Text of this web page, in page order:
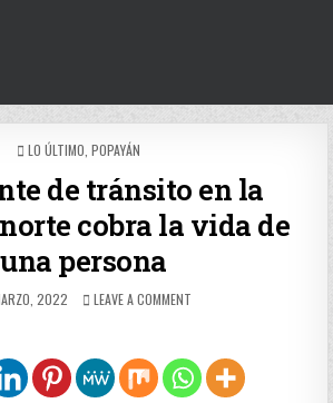
POSTED
LO ÚLTIMO POPAYÁN
de tránsito en la
cobra la vida de
una persona
2022 LEAVE A COMMENT
TRÁNSITO
EN
LA